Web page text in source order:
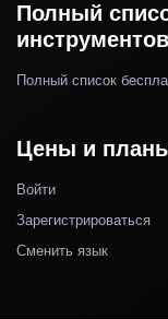
Полный
инструментов
Полный список
Цены и
Войти
Зарегистрироваться
Сменить язык